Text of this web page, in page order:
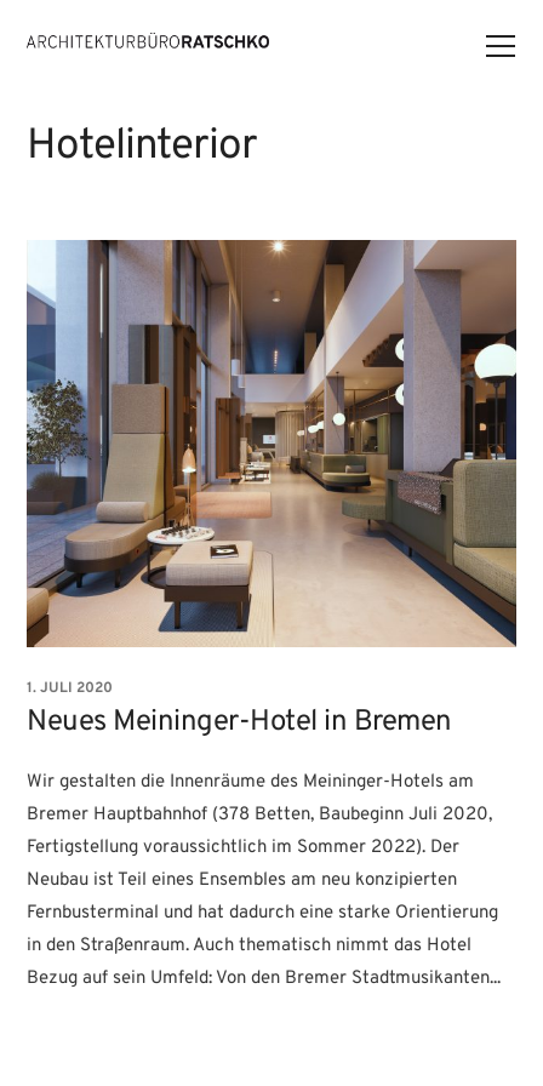
Hotelinterior
1. JULI 2020
Neues Meininger-Hotel in Bremen
Wir gestalten die Innenräume des Meininger-Hotels am
Bremer Hauptbahnhof (378 Betten, Baubeginn Juli 2020,
Fertigstellung voraussichtlich im Sommer 2022). Der
Neubau ist Teil eines Ensembles am neu konzipierten
Fernbusterminal und hat dadurch eine starke Orientierung
in den Straßenraum. Auch thematisch nimmt das Hotel
Bezug auf sein Umfeld: Von den Bremer Stadtmusikanten...